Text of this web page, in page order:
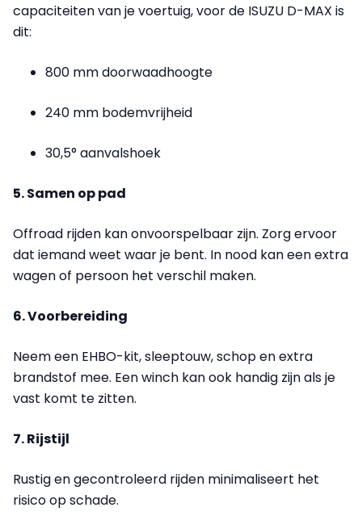
capaciteiten van je voertuig, voor de ISUZU D-MAX is
dit:
800 mm doorwaadhoogte
240 mm bodemvrijheid
30,5° aanvalshoek
5. Samen op pad
Offroad rijden kan onvoorspelbaar zijn. Zorg ervoor
dat iemand weet waar je bent. In nood kan een extra
wagen of persoon het verschil maken.
6. Voorbereiding
Neem een EHBO-kit, sleeptouw, schop en extra
brandstof mee. Een winch kan ook handig zijn als je
vast komt te zitten.
7. Rijstijl
Rustig en gecontroleerd rijden minimaliseert het
risico op schade.